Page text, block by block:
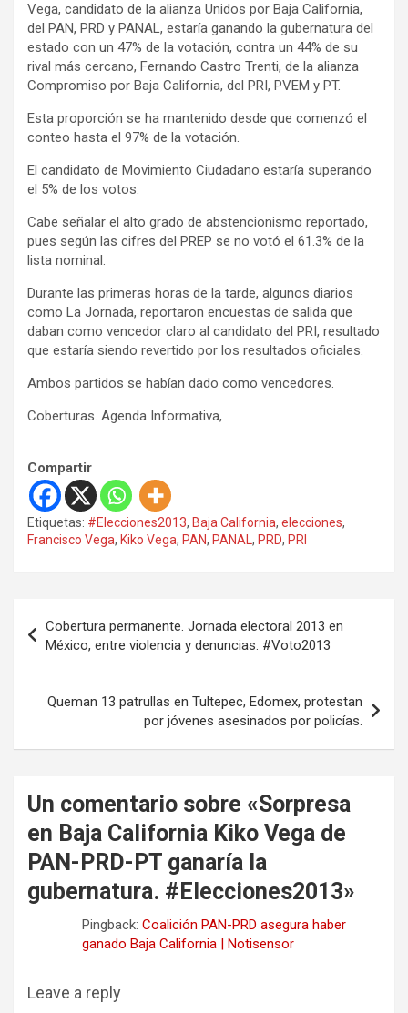
Vega, candidato de la alianza Unidos por Baja California,
del PAN, PRD y PANAL, estaría ganando la gubernatura del
estado con un 47% de la votación, contra un 44% de su
rival más cercano, Fernando Castro Trenti, de la alianza
Compromiso por Baja California, del PRI, PVEM y PT.
Esta proporción se ha mantenido desde que comenzó el
conteo hasta el 97% de la votación.
El candidato de Movimiento Ciudadano estaría superando
el 5% de los votos.
Cabe señalar el alto grado de abstencionismo reportado,
pues según las cifres del PREP se no votó el 61.3% de la
lista nominal.
Durante las primeras horas de la tarde, algunos diarios
como La Jornada, reportaron encuestas de salida que
daban como vencedor claro al candidato del PRI, resultado
que estaría siendo revertido por los resultados oficiales.
Ambos partidos se habían dado como vencedores.
Coberturas. Agenda Informativa,
Compartir
Etiquetas: #Elecciones2013, Baja California, elecciones,
Francisco Vega, Kiko Vega, PAN, PANAL , PRD, PRI
v
a
Cobertura permanente. Jornada electoral 2013 en
México, entre violencia y denuncias. #Voto2013
Queman 13 patrullas en Tultepec, Edomex, protestan
por jóvenes asesinados por policías.
Un comentario sobre «Sorpresa
en Baja California Kiko Vega de
PAN-PRD-PT ganaría la
gubernatura. #Elecciones2013»
Pingback: Coalición PAN-PRD asegura haber
ganado Baja California | Notisensor
Leave a reply